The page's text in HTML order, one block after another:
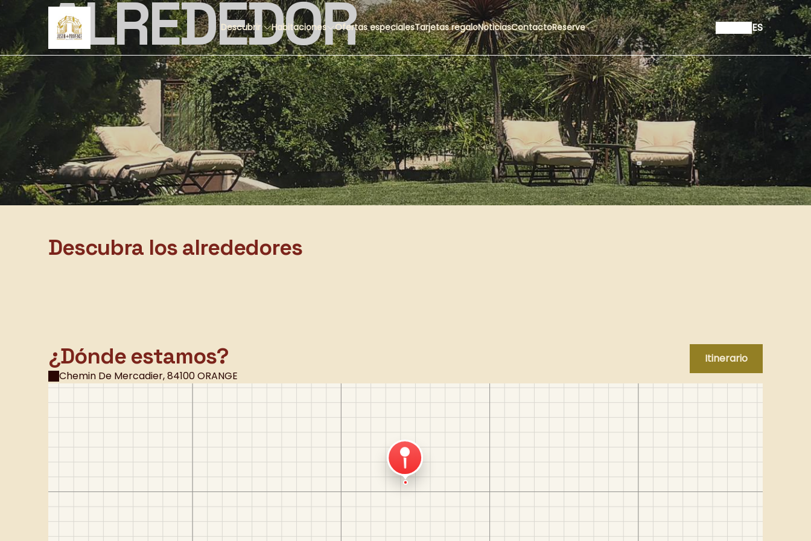
Descubrir Habitaciones Ofertas especialesTarjetas regaloNoticiasContactoReserve ES
ALREDEDOR
Descubra los alrededores
¿Dónde estamos?
Chemin De Mercadier, 84100 ORANGE
Itinerario